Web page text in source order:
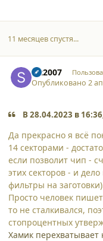
11 месяцев спустя...
stt2007
Опубликовано2
В 28.04.2023 в
Да прекрасно я всё
14 секторами -
если позволит чип -
этих секторов - и
фильтры на
Просто человек
то не сталкивался,
стопроцентных
Хамик